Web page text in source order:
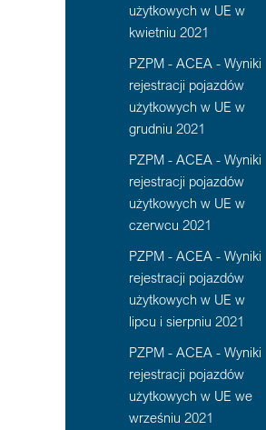
użytkowych w UE w
kwietniu 2021
PZPM - ACEA - Wyniki
rejestracji pojazdów
użytkowych w UE w
grudniu 2021
PZPM - ACEA - Wyniki
rejestracji pojazdów
użytkowych w UE w
czerwcu 2021
PZPM - ACEA - Wyniki
rejestracji pojazdów
użytkowych w UE w
lipcu i sierpniu 2021
PZPM - ACEA - Wyniki
rejestracji pojazdów
użytkowych w UE we
wrześniu 2021